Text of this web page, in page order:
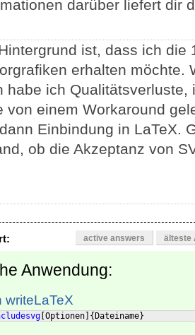
darüber liefert dir
ist, dass ich die
erhalten möchte.
habe ich
von einem Workaround
Einbindung in LaTeX.
ob die Akzeptanz von
active answers älteste
Anwendung:
writeLaTeX
Optionen { Dateiname}